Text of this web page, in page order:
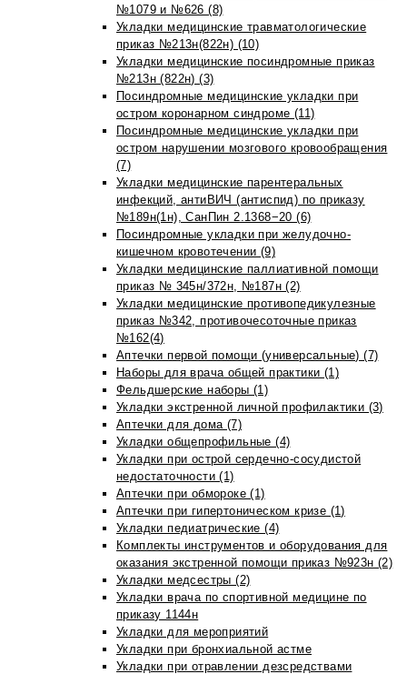
№1079 и №626 (8)
Укладки медицинские травматологические
приказ №213н(822н) (10)
Укладки медицинские посиндромные приказ
№213н (822н) (3)
Посиндромные медицинские укладки при
остром коронарном синдроме (11)
Посиндромные медицинские укладки при
остром нарушении мозгового кровообращения
(7)
Укладки медицинские парентеральных
инфекций, антиВИЧ (антиспид) по приказу
№189н(1н), СанПин 2.1368−20 (6)
Посиндромные укладки при желудочно-
кишечном кровотечении (9)
Укладки медицинские паллиативной помощи
приказ № 345н/372н, №187н (2)
Укладки медицинские противопедикулезные
приказ №342, противочесоточные приказ
№162(4)
Аптечки первой помощи (универсальные) (7)
Наборы для врача общей практики (1)
Фельдшерские наборы (1)
Укладки экстренной личной профилактики (3)
Аптечки для дома (7)
Укладки общепрофильные (4)
Укладки при острой сердечно-сосудистой
недостаточности (1)
Аптечки при обмороке (1)
Аптечки при гипертоническом кризе (1)
Укладки педиатрические (4)
Комплекты инструментов и оборудования для
оказания экстренной помощи приказ №923н (2)
Укладки медсестры (2)
Укладки врача по спортивной медицине по
приказу 1144н
Укладки для мероприятий
Укладки при бронхиальной астме
Укладки при отравлении дезсредствами